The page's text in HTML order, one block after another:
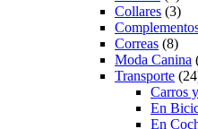
Collares (3)
Correas (8)
Moda Canina
Transporte
Carros
En
En